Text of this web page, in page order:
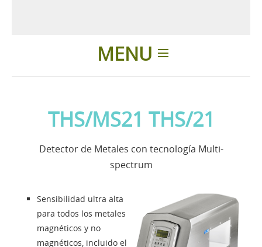
MENU
Aplicaciones
Presentación
Contactos
THS/MS21 THS/21
Detector de Metales con tecnología Multi-
spectrum
Sensibilidad ultra alta
para todos los metales
magnéticos y no
magnéticos, incluido el